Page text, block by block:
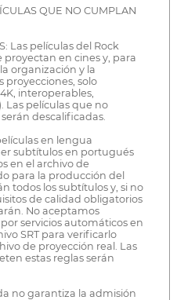
QUE NO CUMPLAN
Las películas del Rock
proyectan en cines y, para
organización y la
proyecciones, solo
interoperables,
Las películas que no
descalificadas.
en lengua
subtítulos en portugués
en el archivo de
para la producción del
todos los subtítulos y, si no
de calidad obligatorios
No aceptamos
servicios automáticos en
SRT para verificarlo
de proyección real. Las
estas reglas serán
no garantiza la admisión